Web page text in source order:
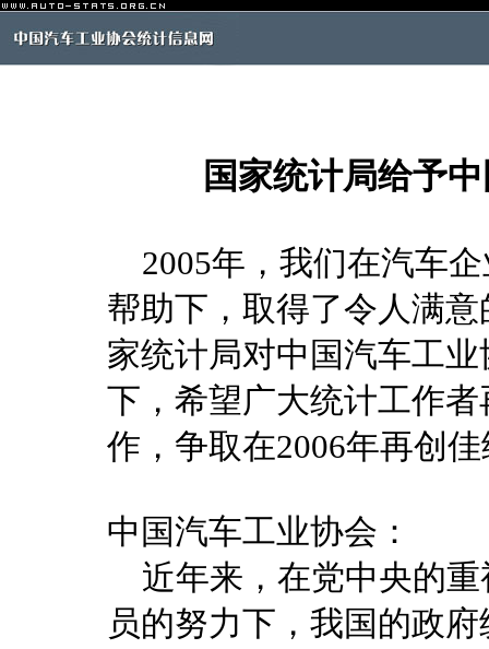
国家统计局给予
2005年，我们在汽车
帮助下，取得了令人满
家统计局对中国汽车工
下，希望广大统计工作
作，争取在2006年再创
中国汽车工业协会：
近年来，在党中央的重
员的努力下，我国的政